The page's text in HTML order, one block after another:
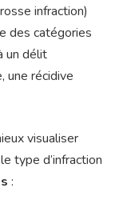
infraction)
des catégories
un délit
une récidive
visualiser
type d’infraction
: